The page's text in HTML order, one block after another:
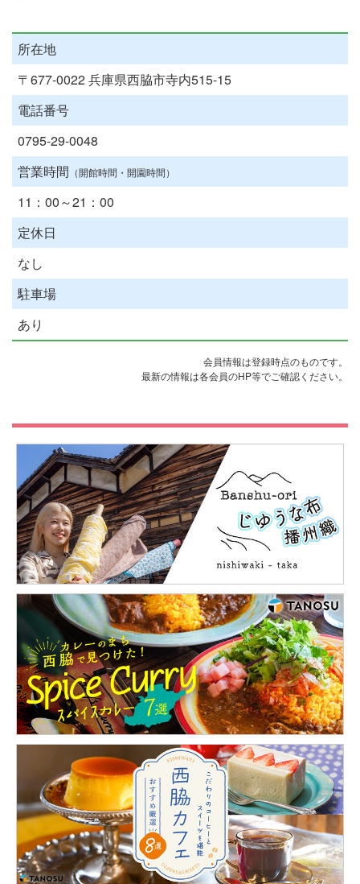
所在地
〒677-0022 兵庫県西脇市寺内515-15
電話番号
0795-29-0048
営業時間 （開館時間・開園時間）
11：00～21：00
定休日
なし
駐車場
あり
会員情報は登録時点のものです。
最新の情報は各会員のHP等でご確認ください。